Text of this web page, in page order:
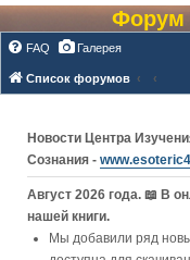
Форум
FAQ Галерея
Список форумов
Новости Центра
Сознания -
Август 2026 года. 📖 В
нашей книги.
Мы добавили ряд